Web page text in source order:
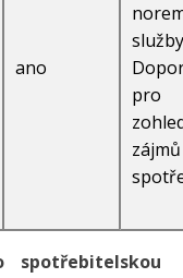
ano
pro
zájmů
spotřebitelskou